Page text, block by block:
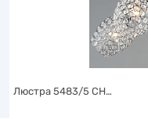
Люстра 5483/5 CH…